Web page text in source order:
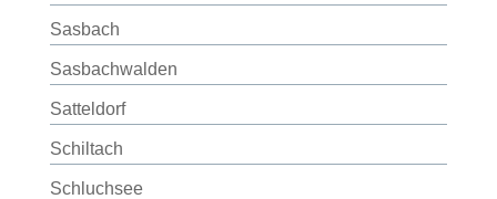
Sasbach
Sasbachwalden
Satteldorf
Schiltach
Schluchsee